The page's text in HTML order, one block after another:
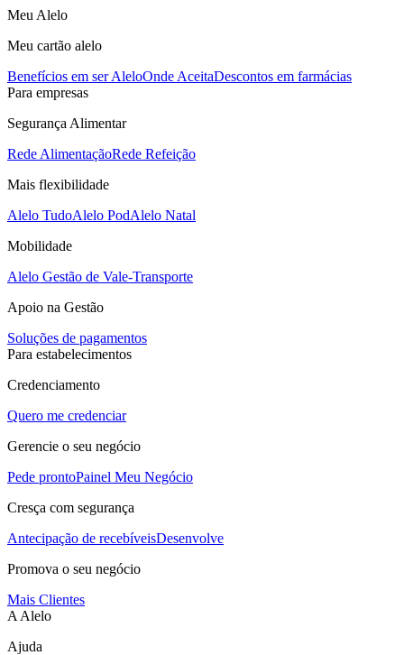
Meu Alelo
Meu cartão alelo
Benefícios em ser AleloOnde AceitaDescontos em farmácias
Para empresas
Segurança Alimentar
Rede AlimentaçãoRede Refeição
Mais flexibilidade
Alelo TudoAlelo PodAlelo Natal
Mobilidade
Alelo Gestão de Vale-Transporte
Apoio na Gestão
Soluções de pagamentos
Para estabelecimentos
Credenciamento
Quero me credenciar
Gerencie o seu negócio
Pede prontoPainel Meu Negócio
Cresça com segurança
Antecipação de recebíveisDesenvolve
Promova o seu negócio
Mais Clientes
A Alelo
Ajuda